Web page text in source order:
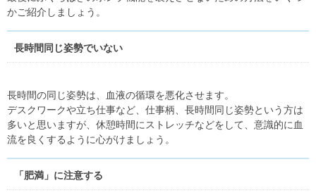
かご紹介しましょう。
長時間同じ姿勢でいない
長時間の同じ姿勢は、血液の循環を悪化させます。
デスクワークや立ち仕事など、仕事柄、長時間同じ姿勢という方は
多いと思いますが、休憩時間にストレッチなどをして、意識的に血
流を良くするように心がけましょう。
「肥満」に注意する